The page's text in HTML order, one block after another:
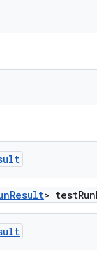
Result> testRun